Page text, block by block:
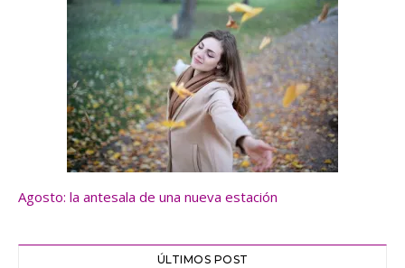
Agosto: la antesala de una nueva estación
ÚLTIMOS POST